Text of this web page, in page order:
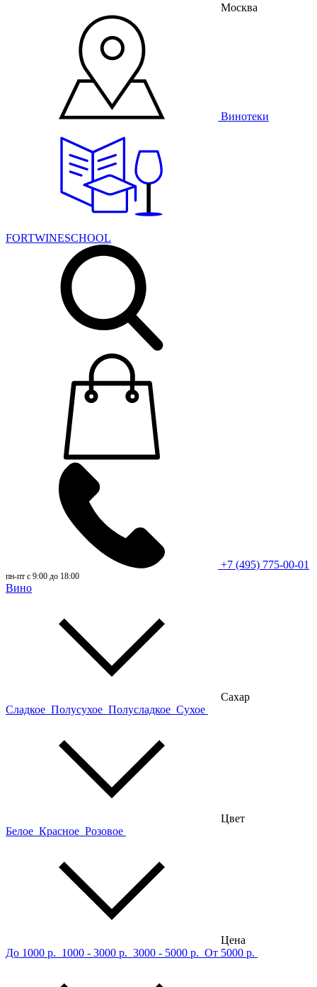
Москва
Винотеки
FORTWINESCHOOL
+7 (495) 775-00-01
пн-пт с 9:00 до 18:00
Вино
Сахар
Сладкое Полусухое Полусладкое Сухое
Цвет
Белое Красное Розовое
Цена
До 1000 р. 1000 - 3000 р. 3000 - 5000 р. От 5000 р.